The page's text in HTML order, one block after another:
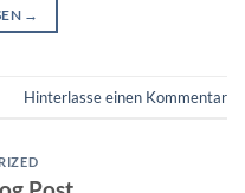
→
Hinterlasse einen Kommentar